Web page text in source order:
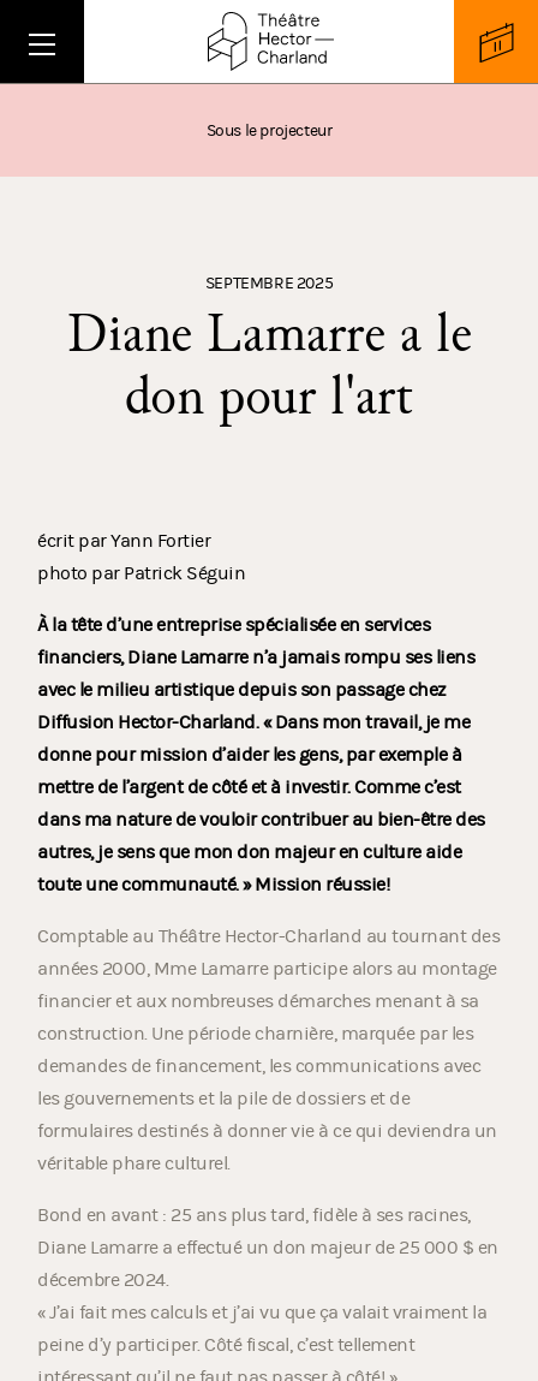
Sous le projecteur
SEPTEMBRE 2025
Diane Lamarre a le
don pour l'art
écrit par Yann Fortier
photo par Patrick Séguin
À la tête d’une entreprise spécialisée en services
financiers, Diane Lamarre n’a jamais rompu ses liens
avec le milieu artistique depuis son passage chez
Diffusion Hector-Charland. « Dans mon travail, je me
donne pour mission d’aider les gens, par exemple à
mettre de l’argent de côté et à investir. Comme c’est
dans ma nature de vouloir contribuer au bien-être des
autres, je sens que mon don majeur en culture aide
toute une communauté. » Mission réussie!
Comptable au Théâtre Hector-Charland au tournant des
années 2000, Mme Lamarre participe alors au montage
financier et aux nombreuses démarches menant à sa
construction. Une période charnière, marquée par les
demandes de financement, les communications avec
les gouvernements et la pile de dossiers et de
formulaires destinés à donner vie à ce qui deviendra un
véritable phare culturel.
Bond en avant : 25 ans plus tard, fidèle à ses racines,
Diane Lamarre a effectué un don majeur de 25 000 $ en
décembre 2024.
« J’ai fait mes calculs et j’ai vu que ça valait vraiment la
peine d’y participer. Côté fiscal, c’est tellement